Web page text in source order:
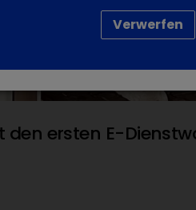
ersten E-
Verwerfen